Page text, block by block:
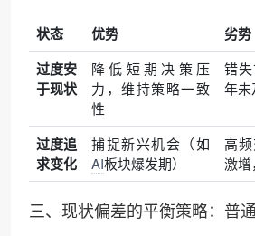
状态 优势
劣势
过度安
于现状
降低短期决策压
力，维持策略一致
性
错
年未
过度追
求变化
捕捉新兴机会（如
AI板块爆发期）
高
激增
三、现状偏差的平衡策略：普